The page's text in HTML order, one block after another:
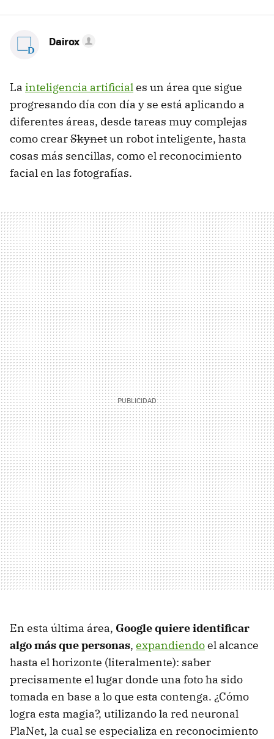
Dairox
La inteligencia artificiales un área que sigue
progresando día con día y se está aplicando a
diferentes áreas, desde tareas muy complejas
como crearSkynetun robot inteligente, hasta
cosas más sencillas, como el reconocimiento
facial en las fotografías.
En esta última área, Google quiere identificar
algo más que personas, expandiendoel alcance
hasta el horizonte (literalmente): saber
precisamente el lugar donde una foto ha sido
tomada en base a lo que esta contenga. ¿Cómo
logra esta magia?, utilizando la red neuronal
PlaNet, la cual se especializa en reconocimiento